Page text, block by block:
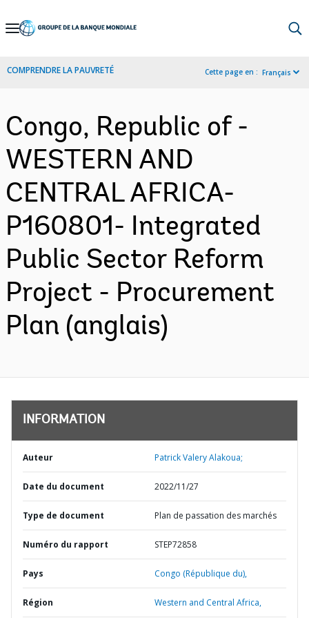
Skip
Navigation
COMPRENDRE LA PAUVRETÉ Cette page en : Français
Congo, Republic of -
WESTERN AND
CENTRAL AFRICA-
P160801- Integrated
Public Sector Reform
Project - Procurement
Plan (anglais)
INFORMATION
Auteur Patrick Valery Alakoua;
Date du document 2022/11/27
Type de document Plan de passation des marchés
Numéro du rapport STEP72858
Pays Congo (République du),
Région Western and Central Africa,